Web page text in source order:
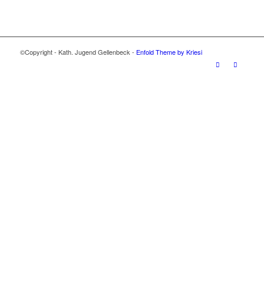
©Copyright - Kath. Jugend Gellenbeck - Enfold Theme by Kriesi